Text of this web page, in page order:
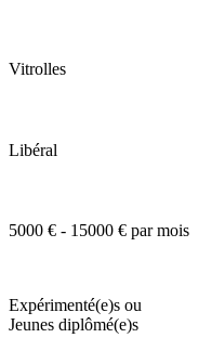
Vitrolles
Libéral
5000 € - 15000 € par mois
Expérimenté(e)s ou
Jeunes diplômé(e)s